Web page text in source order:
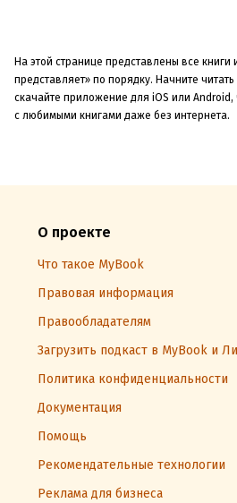
На этой странице представлены все
представляет» по порядку. Начните
скачайте приложение для iOS или Android,
с любимыми книгами даже без интернета.
О проекте
Что такое MyBook
Правовая информация
Правообладателям
Загрузить подкаст в MyBook и
Политика конфиденциальности
Документация
Помощь
Рекомендательные технологии
Реклама для бизнеса